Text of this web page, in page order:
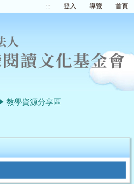
::: 登入 導覽 首頁
教學資源分享區